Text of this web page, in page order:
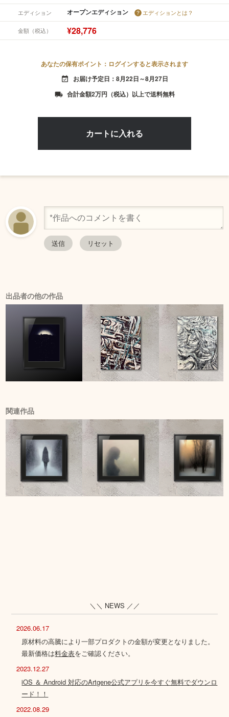
エディション オープンエディション エディションとは？
金額（税込） ¥28,776
あなたの保有ポイント：ログインすると表示されます
event_available お届け予定日：8月22日～8月27日
local_shipping 合計金額2万円（税込）以上で送料無料
出品者の他の作品
関連作品
＼＼ NEWS ／／
2026.06.17
原材料の高騰により一部プロダクトの金額が変更となりました。
最新価格は料金表をご確認ください。
2023.12.27
iOS ＆ Android 対応のArtgene公式アプリを今すぐ無料でダウンロ
ード！！
2022.08.29